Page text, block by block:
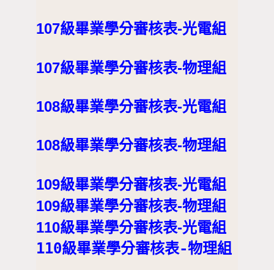
107級畢業學分審核表-光電組
107級畢業學分審核表-物理組
108級畢業學分審核表-光電組
108級畢業學分審核表-物理組
109級畢業學分審核表-光電組
109級畢業學分審核表-物理組
110級畢業學分審核表-光電組
110級畢業學分審核表-物理組